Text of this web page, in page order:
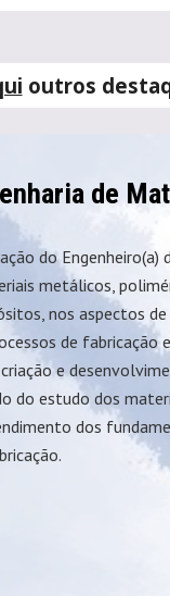
outros
de
do Engenheiro(a)
metálicos,
nos aspectos
de fabricação
e
do estudo dos
dos